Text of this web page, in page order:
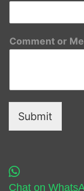
Comment or
Submit
Chat on